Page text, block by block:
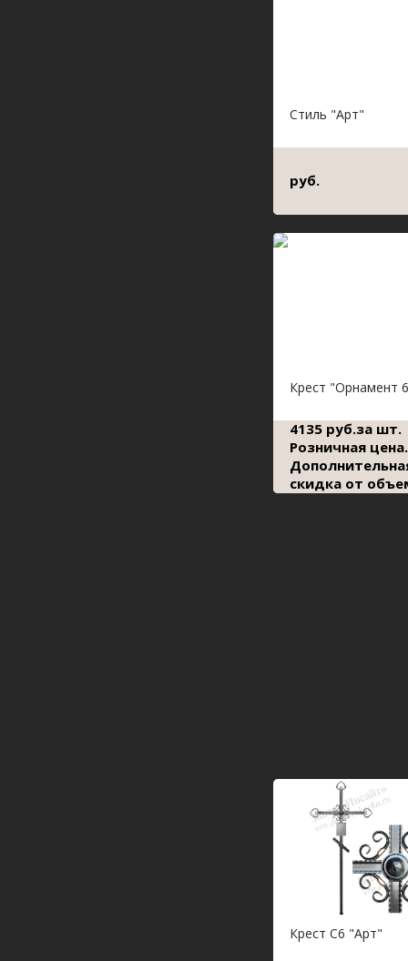
Стиль "Арт"
руб.
Крест "Орнамент
4135 руб.за шт.
Розничная цена.
скидка от
Крест С6 "Арт"